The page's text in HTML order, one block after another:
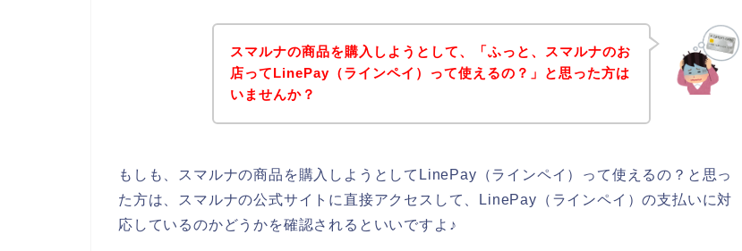
スマルナの商品を購入しようとして、「ふっと、スマルナのお
店ってLinePay（ラインペイ）って使えるの？」と思った方は
いませんか？
もしも、スマルナの商品を購入しようとしてLinePay（ラインペイ）って使えるの？と思っ
た方は、スマルナの公式サイトに直接アクセスして、LinePay（ラインペイ）の支払いに対
応しているのかどうかを確認されるといいですよ♪